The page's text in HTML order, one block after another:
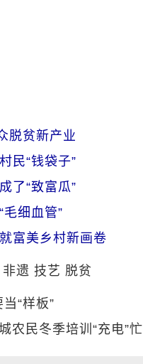
脱贫新产业
民“钱袋子”
了“致富瓜”
细血管”
富美乡村新画卷
非遗 技艺 脱贫
“样板”
农民冬季培训“充电”忙